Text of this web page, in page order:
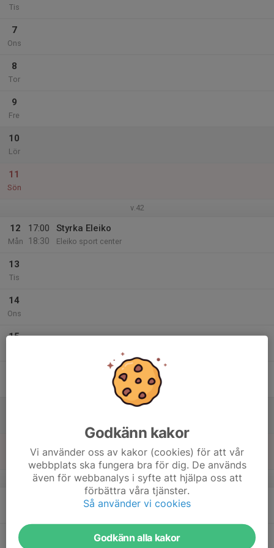
Tis
7
Ons
8
Tor
9
Fre
10
Lör
11
Sön
v.42
12
Mån
17:00
18:30
Styrka Eleiko
Eleiko sport center
13
Tis
14
Ons
15
v.43
Styrka Eleiko
20
Godkänn kakor
Vi använder oss av kakor (cookies) för att vår
webbplats ska fungera bra för dig. De används
även för webbanalys i syfte att hjälpa oss att
förbättra våra tjänster.
Så använder vi cookies
Godkänn alla kakor